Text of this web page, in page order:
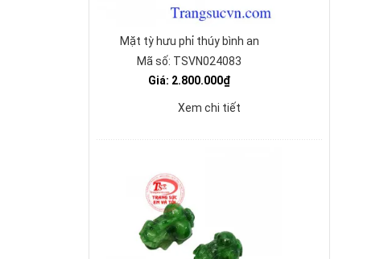
Mặt tỳ hưu phỉ thúy bình an
Mã số: TSVN024083
Giá: 2.800.000₫
Xem chi tiết